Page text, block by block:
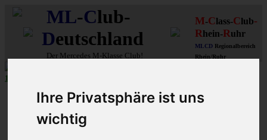
Ihre Privatsphäre ist uns
wichtig
ML-Club-
Deutschland
Der Mercedes M-Klasse Club!
M-Class-Club-
Rhein-Ruhr
MLCD Regionalbereich
Rhein/Ruhr
10 aus 27
Schnellzugriff
Ungelesene
MLCD-Ausstellung